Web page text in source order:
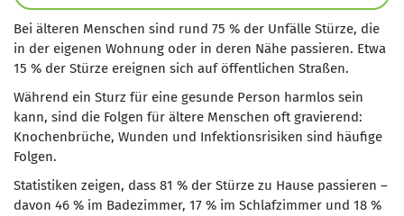
Bei älteren Menschen sind rund 75 % der Unfälle Stürze, die
in der eigenen Wohnung oder in deren Nähe passieren. Etwa
15 % der Stürze ereignen sich auf öffentlichen Straßen.
Während ein Sturz für eine gesunde Person harmlos sein
kann, sind die Folgen für ältere Menschen oft gravierend:
Knochenbrüche, Wunden und Infektionsrisiken sind häufige
Folgen.
Statistiken zeigen, dass 81 % der Stürze zu Hause passieren –
davon 46 % im Badezimmer, 17 % im Schlafzimmer und 18 %